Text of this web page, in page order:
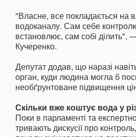
"Власне, все покладається на
водоканалу. Сам себе
встановлює, сам собі ділить",
Кучеренко.
Депутат додав, що наразі
орган, куди людина могла б
необґрунтоване підвищення
Скільки вже коштує вода у
Поки в парламенті та
тривають дискусії про